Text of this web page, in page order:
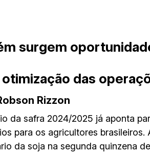
surgem
das
Rizzon
da safra 2024/2025 já aponta
para os agricultores
da soja na segunda quinzena